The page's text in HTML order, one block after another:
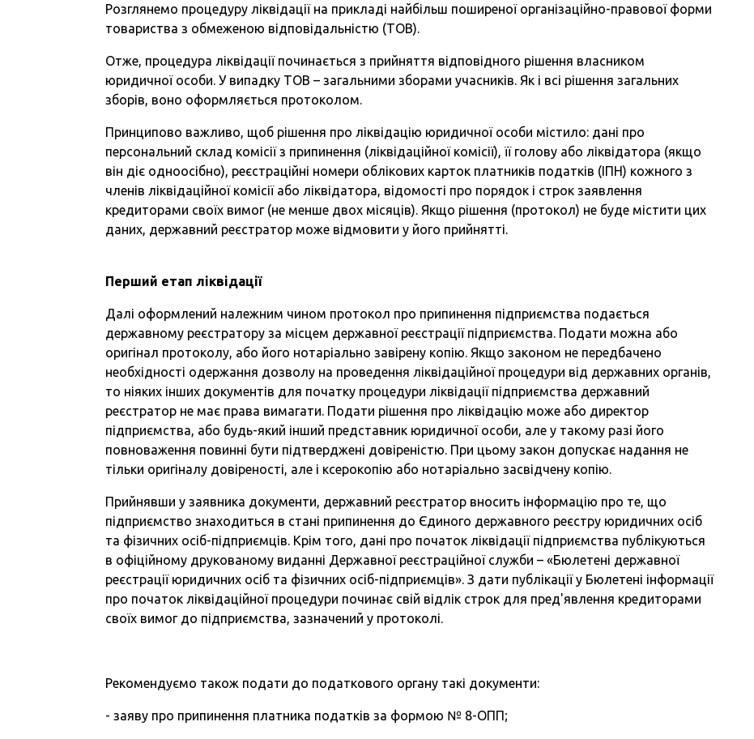
Розглянемо процедуру ліквідації на прикладі найбільш поширеної організаційно-правової форми
товариства з обмеженою відповідальністю (ТОВ).
Отже, процедура ліквідації починається з прийняття відповідного рішення власником
юридичної особи. У випадку ТОВ – загальними зборами учасників. Як і всі рішення загальних
зборів, воно оформляється протоколом.
Принципово важливо, щоб рішення про ліквідацію юридичної особи містило: дані про
персональний склад комісії з припинення (ліквідаційної комісії), її голову або ліквідатора (якщо
він діє одноосібно), реєстраційні номери облікових карток платників податків (ІПН) кожного з
членів ліквідаційної комісії або ліквідатора, відомості про порядок і строк заявлення
кредиторами своїх вимог (не менше двох місяців). Якщо рішення (протокол) не буде містити цих
даних, державний реєстратор може відмовити у його прийнятті.
Перший етап ліквідації
Далі оформлений належним чином протокол про припинення підприємства подається
державному реєстратору за місцем державної реєстрації підприємства. Подати можна або
оригінал протоколу, або його нотаріально завірену копію. Якщо законом не передбачено
необхідності одержання дозволу на проведення ліквідаційної процедури від державних органів,
то ніяких інших документів для початку процедури ліквідації підприємства державний
реєстратор не має права вимагати. Подати рішення про ліквідацію може або директор
підприємства, або будь-який інший представник юридичної особи, але у такому разі його
повноваження повинні бути підтверджені довіреністю. При цьому закон допускає надання не
тільки оригіналу довіреності, але і ксерокопію або нотаріально засвідчену копію.
Прийнявши у заявника документи, державний реєстратор вносить інформацію про те, що
підприємство знаходиться в стані припинення до Єдиного державного реєстру юридичних осіб
та фізичних осіб-підприємців. Крім того, дані про початок ліквідації підприємства публікуються
в офіційному друкованому виданні Державної реєстраційної служби – «Бюлетені державної
реєстрації юридичних осіб та фізичних осіб-підприємців». З дати публікації у Бюлетені інформації
про початок ліквідаційної процедури починає свій відлік строк для пред'явлення кредиторами
своїх вимог до підприємства, зазначений у протоколі.
Рекомендуємо також подати до податкового органу такі документи:
- заяву про припинення платника податків за формою № 8-ОПП;